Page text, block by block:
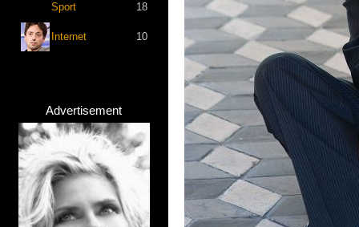
Sport 18
Internet 10
Advertisement